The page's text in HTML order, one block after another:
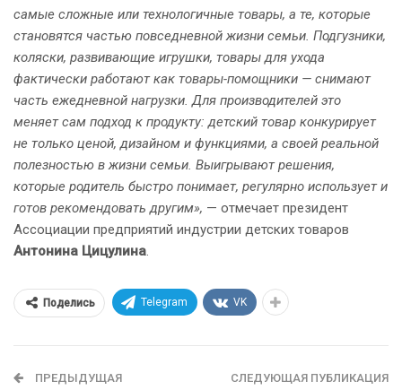
самые сложные или технологичные товары, а те, которые
становятся частью повседневной жизни семьи. Подгузники,
коляски, развивающие игрушки, товары для ухода
фактически работают как товары-помощники — снимают
часть ежедневной нагрузки. Для производителей это
меняет сам подход к продукту: детский товар конкурирует
не только ценой, дизайном и функциями, а своей реальной
полезностью в жизни семьи. Выигрывают решения,
которые родитель быстро понимает, регулярно использует и
готов рекомендовать другим», — отмечает президент
Ассоциации предприятий индустрии детских товаров
Антонина Цицулина.
Поделись Telegram VK
ПРЕДЫДУЩАЯ
СЛЕДУЮЩАЯ ПУБЛИКАЦИЯ